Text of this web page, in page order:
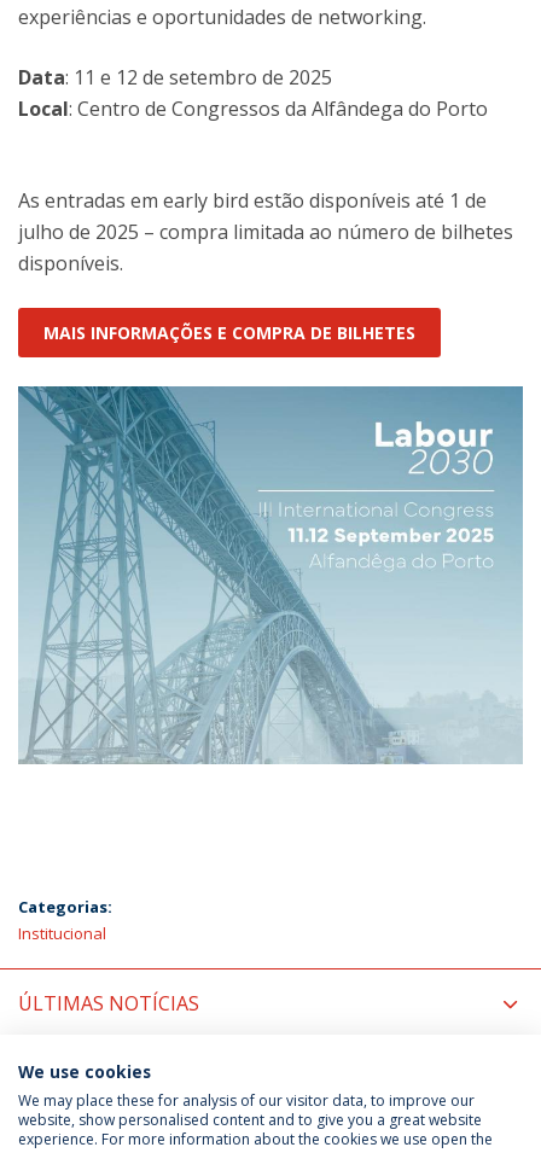
experiências e oportunidades de networking.
Data: 11 e 12 de setembro de 2025
Local: Centro de Congressos da Alfândega do Porto
As entradas em early bird estão disponíveis até 1 de
julho de 2025 – compra limitada ao número de bilhetes
disponíveis.
MAIS INFORMAÇÕES E COMPRA DE BILHETES
Categorias:
Institucional
ÚLTIMAS NOTÍCIAS
PRÓXIMOS EVENTOS
Política de Privacidade Termos & Condições
We use cookies
We may place these for analysis of our visitor data, to improve our
website, show personalised content and to give you a great website
experience. For more information about the cookies we use open the